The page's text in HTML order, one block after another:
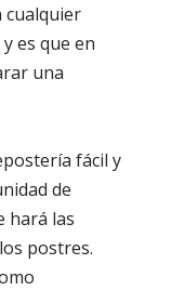
cualquier
es que en
una
fácil y
de
hará las
postres.